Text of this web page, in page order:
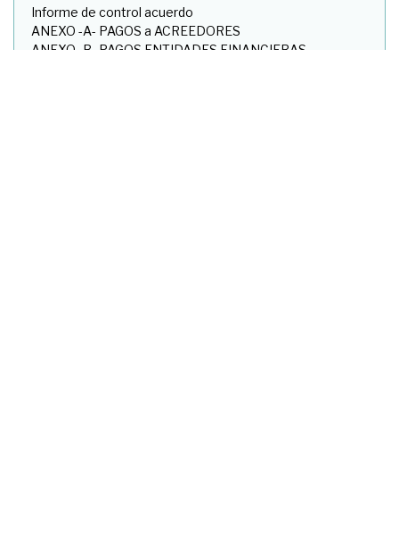
Informe de control acuerdo
ANEXO -A- PAGOS a ACREEDORES
ANEXO -B- PAGOS ENTIDADES FINANCIERAS